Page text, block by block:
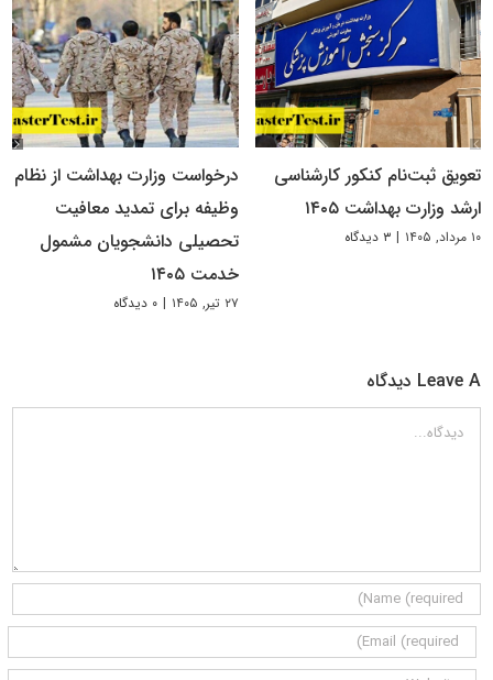
تعویق ثبت‌نام کنکور کارشناسی
ارشد وزارت بهداشت ۱۴۰۵
۱۰ مرداد, ۱۴۰۵ | ۳ دیدگاه
درخواست وزارت بهداشت از نظام
وظیفه برای تمدید معافیت
تحصیلی دانشجویان مشمول
خدمت ۱۴۰۵
۲۷ تیر, ۱۴۰۵ | ۰ دیدگاه
Leave A دیدگاه
دیدگاه